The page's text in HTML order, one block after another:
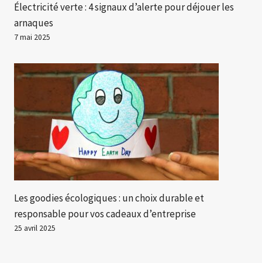
Électricité verte : 4 signaux d’alerte pour déjouer les
arnaques
7 mai 2025
Les goodies écologiques : un choix durable et
responsable pour vos cadeaux d’entreprise
25 avril 2025